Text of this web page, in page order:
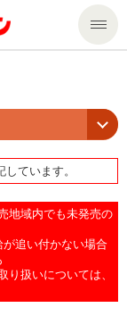
ています。
地域内でも未発売の
追い付かない場合
扱いについては、